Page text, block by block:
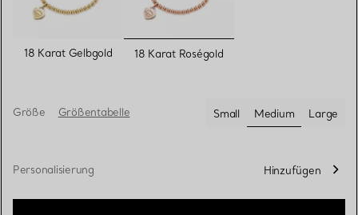
18 Karat Gelbgold ausgewählt
18 Karat Roségold
Größe Größentabelle Small
Medium
ausgewählt
Large
Personalisierung Hinzufügen